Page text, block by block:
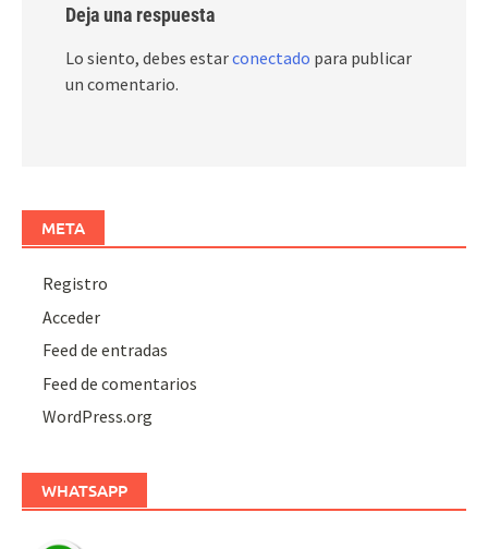
Deja una respuesta
Lo siento, debes estarconectado para publicar
un comentario.
META
Registro
Acceder
Feed de entradas
Feed de comentarios
WordPress.org
WHATSAPP